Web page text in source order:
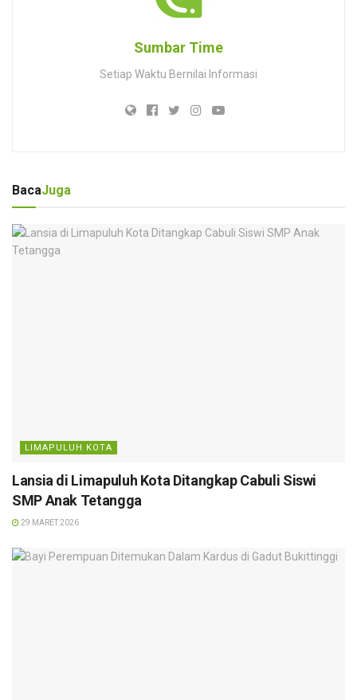
Sumbar Time
Setiap Waktu Bernilai Informasi
BacaJuga
LIMAPULUH KOTA
Lansia di Limapuluh Kota Ditangkap Cabuli Siswi
SMP Anak Tetangga
29 MARET 2026